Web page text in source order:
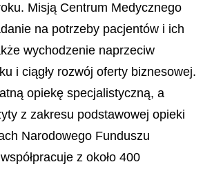
Misją Centrum Medycznego
na potrzeby pacjentów i ich
wychodzenie naprzeciw
i ciągły rozwój oferty biznesowej.
opiekę specjalistyczną, a
z zakresu podstawowej opieki
Narodowego Funduszu
z około 400